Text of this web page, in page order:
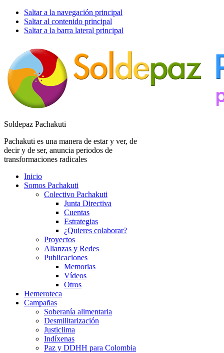
Saltar a la navegación principal
Saltar al contenido principal
Saltar a la barra lateral principal
Soldepaz Pachakuti
Pachakuti es una manera de estar y ver, de
decir y de ser, anuncia periodos de
transformaciones radicales
Inicio
Somos Pachakuti
Colectivo Pachakuti
Junta Directiva
Cuentas
Estrategias
¿Quieres colaborar?
Proyectos
Alianzas y Redes
Publicaciones
Memorias
Vídeos
Otros
Hemeroteca
Campañas
Soberanía alimentaria
Desmilitarización
Justiclima
Indíxenas
Paz y DDHH para Colombia